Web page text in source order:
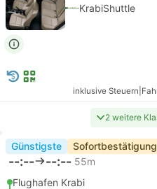
KrabiShuttle
inklusive Steuern
2 weitere
Günstigste Sofortbestätigung
--:-- --:-- 55m
Flughafen Krabi